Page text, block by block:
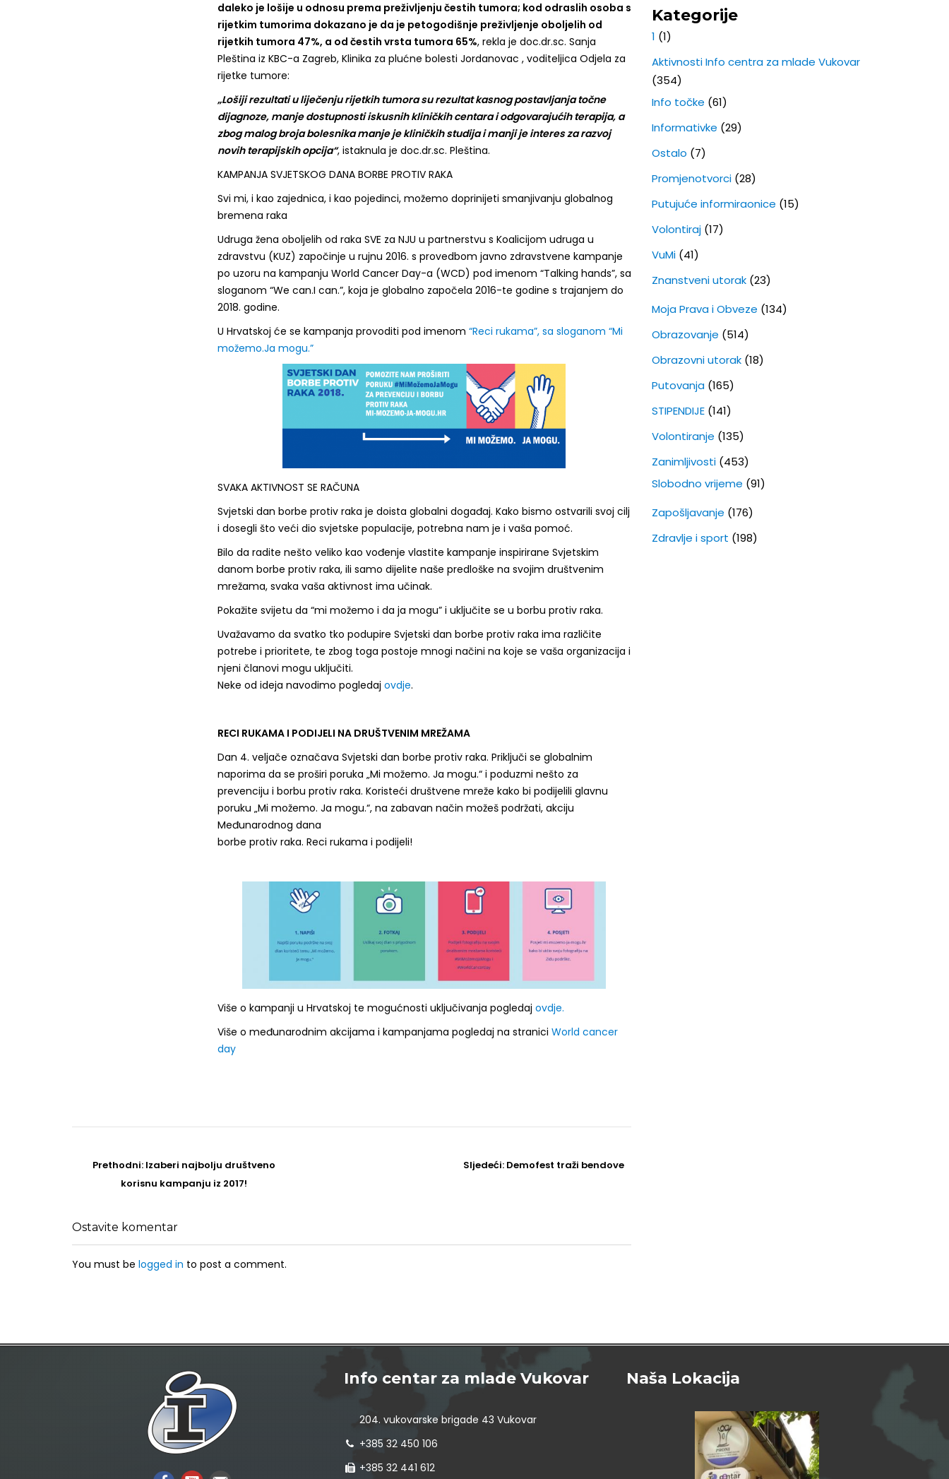
daleko je lošije u odnosu prema preživljenju čestih tumora; kod odraslih osoba s
rijetkim tumorima dokazano je da je petogodišnje preživljenje oboljelih od
rijetkih tumora 47%, a od čestih vrsta tumora 65%, rekla je doc.dr.sc. Sanja
Pleština iz KBC-a Zagreb, Klinika za plućne bolesti Jordanovac , voditeljica Odjela za
rijetke tumore:
„Lošiji rezultati u liječenju rijetkih tumora su rezultat kasnog postavljanja točne
dijagnoze, manje dostupnosti iskusnih kliničkih centara i odgovarajućih terapija, a
zbog malog broja bolesnika manje je kliničkih studija i manji je interes za razvoj
novih terapijskih opcija“, istaknula je doc.dr.sc. Pleština.
KAMPANJA SVJETSKOG DANA BORBE PROTIV RAKA
Svi mi, i kao zajednica, i kao pojedinci, možemo doprinijeti smanjivanju globalnog
bremena raka
Udruga žena oboljelih od raka SVE za NJU u partnerstvu s Koalicijom udruga u
zdravstvu (KUZ) započinje u rujnu 2016. s provedbom javno zdravstvene kampanje
po uzoru na kampanju World Cancer Day-a (WCD) pod imenom “Talking hands”, sa
sloganom “We can.I can.”, koja je globalno započela 2016-te godine s trajanjem do
2018. godine.
U Hrvatskoj će se kampanja provoditi pod imenom “Reci rukama”, sa sloganom “Mi
možemo.Ja mogu.”
SVAKA AKTIVNOST SE RAČUNA
Svjetski dan borbe protiv raka je doista globalni događaj. Kako bismo ostvarili svoj cilj
i dosegli što veći dio svjetske populacije, potrebna nam je i vaša pomoć.
Bilo da radite nešto veliko kao vođenje vlastite kampanje inspirirane Svjetskim
danom borbe protiv raka, ili samo dijelite naše predloške na svojim društvenim
mrežama, svaka vaša aktivnost ima učinak.
Pokažite svijetu da “mi možemo i da ja mogu” i uključite se u borbu protiv raka.
Uvažavamo da svatko tko podupire Svjetski dan borbe protiv raka ima različite
potrebe i prioritete, te zbog toga postoje mnogi načini na koje se vaša organizacija i
njeni članovi mogu uključiti.
Neke od ideja navodimo pogledaj ovdje.
RECI RUKAMA I PODIJELI NA DRUŠTVENIM MREŽAMA
Dan 4. veljače označava Svjetski dan borbe protiv raka. Priključi se globalnim
naporima da se proširi poruka „Mi možemo. Ja mogu.“ i poduzmi nešto za
prevenciju i borbu protiv raka. Koristeći društvene mreže kako bi podijelili glavnu
poruku „Mi možemo. Ja mogu.“, na zabavan način možeš podržati, akciju
Međunarodnog dana
borbe protiv raka. Reci rukama i podijeli!
Više o kampanji u Hrvatskoj te mogućnosti uključivanja pogledaj ovdje.
Više o međunarodnim akcijama i kampanjama pogledaj na stranici World cancer
day
navigation
Prethodni: Prethodni
post
Izaberi najbolju društveno
korisnu kampanju iz 2017!
Sljedeći: Sljedeći
Demofest traži bendove
Ostavite komentar
You must be logged in to post a comment.
Kategorije
1 (1)
Aktivnosti Info centra za mlade Vukovar
(354)
Info točke (61)
Informativke (29)
Ostalo (7)
Promjenotvorci(28)
Putujuće informiraonice (15)
Volontiraj(17)
VuMi(41)
Znanstveni utorak(23)
Moja Prava i Obveze (134)
Obrazovanje (514)
Obrazovni utorak(18)
Putovanja(165)
STIPENDIJE(141)
Volontiranje (135)
Zanimljivosti(453)
Slobodno vrijeme (91)
Zapošljavanje (176)
Zdravlje i sport (198)
Info centar za mlade Vukovar
204. vukovarske brigade 43 Vukovar
+385 32 450 106
+385 32 441 612
Naša Lokacija